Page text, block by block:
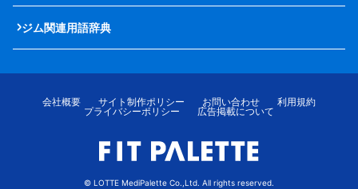
ジム関連用語辞典
会社概要 サイト制作ポリシー お問い合わせ
利用規約
プライバシーポリシー
広告掲載について
© LOTTE MediPalette Co.,Ltd. All rights reserved.